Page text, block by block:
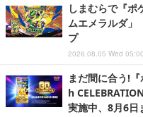
しまむらで『ポ
ムエメラルダ」
プ
2026.08.05 Wed 05:00
まだ間に合う!
h
実施中、8月6日